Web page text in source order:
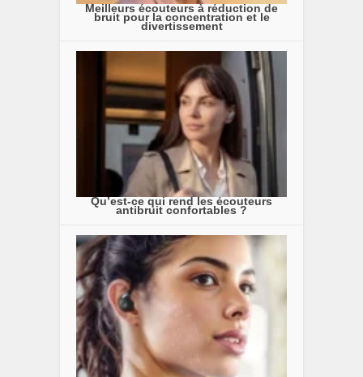
Meilleurs écouteurs à réduction de
bruit pour la concentration et le
divertissement
Qu’est-ce qui rend les écouteurs
antibruit confortables ?